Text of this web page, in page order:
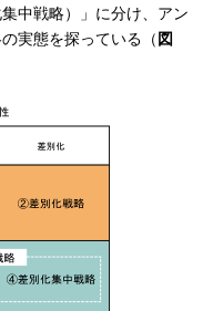
中戦略）」に分け、アン
実態を探っている（ 図